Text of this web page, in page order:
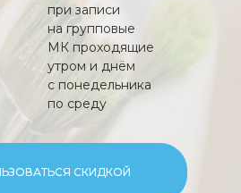
СКИДКОЙ
при записи
на групповые
МК проходящие
утром и днём
с понедельника
по среду